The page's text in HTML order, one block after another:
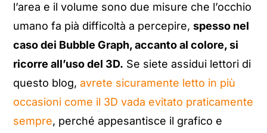
l’area e il volume sono due misure che l’occhio
umano fa pià difficoltà a percepire,spesso nel
caso dei Bubble Graph, accanto al colore, si
ricorre all’uso del 3D. Se siete assidui lettori di
questo blog,avrete sicuramente letto in più
occasioni come il 3D vada evitato praticamente
sempre, perché appesantisce il grafico e